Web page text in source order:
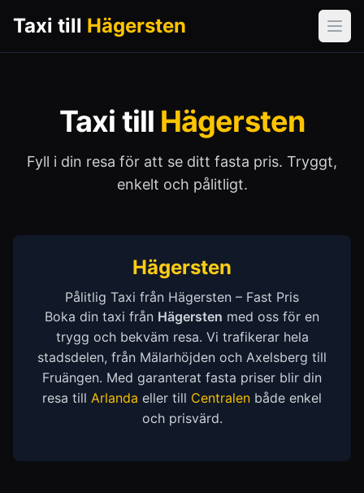
Taxi till Hägersten
Taxi till Hägersten
Fyll i din resa för att se ditt fasta pris. Tryggt,
enkelt och pålitligt.
Hägersten
Pålitlig Taxi från Hägersten – Fast Pris
Boka din taxi från Hägersten med oss för en
trygg och bekväm resa. Vi trafikerar hela
stadsdelen, från Mälarhöjden och Axelsberg till
Fruängen. Med garanterat fasta priser blir din
resa till Arlanda eller till Centralen både enkel
och prisvärd.